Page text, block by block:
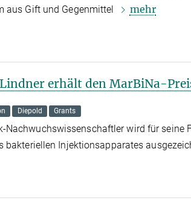
aus Gift und Gegenmittel
mehr
erhält den MarBiNa-
Diepold Grants
Nachwuchswissenschaftler wird für seine
bakteriellen Injektionsapparates